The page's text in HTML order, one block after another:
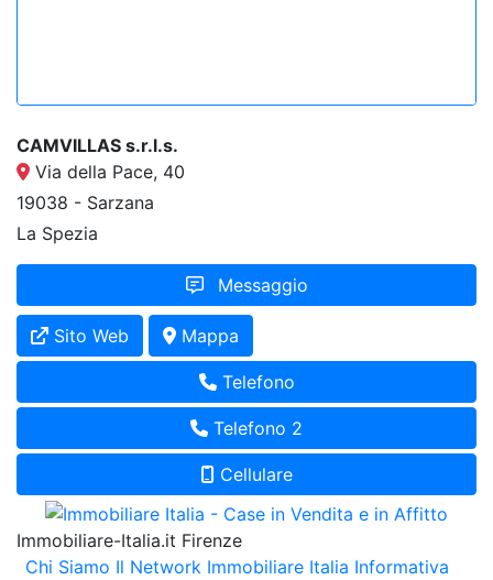
CAMVILLAS s.r.l.s.
Via della Pace, 40
19038 - Sarzana
La Spezia
Messaggio
Sito Web Mappa
Telefono
Telefono 2
Cellulare
Immobiliare-Italia.it Firenze
Chi Siamo Il Network Immobiliare Italia Informativa